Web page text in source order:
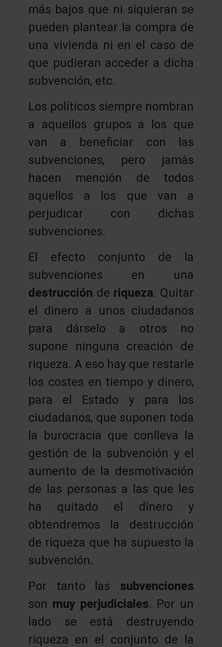
más bajos que ni siquieran se
pueden plantear la compra de
una vivienda ni en el caso de
que pudieran acceder a dicha
subvención, etc.
Los políticos siempre nombran
a aquellos grupos a los que
van a beneficiar con las
subvenciones, pero jamás
hacen mención de todos
aquellos a los que van a
perjudicar con dichas
subvenciones.
El efecto conjunto de la
subvenciones en una
destrucción de riqueza. Quitar
el dinero a unos ciudadanos
para dárselo a otros no
supone ninguna creación de
riqueza. A eso hay que restarle
los costes en tiempo y dinero,
para el Estado y para los
ciudadanos, que suponen toda
la burocracia que conlleva la
gestión de la subvención y el
aumento de la desmotivación
de las personas a las que les
ha quitado el dinero y
obtendremos la destrucción
de riqueza que ha supuesto la
subvención.
Por tanto las subvenciones
son muy perjudiciales. Por un
lado se está destruyendo
riqueza en el conjunto de la